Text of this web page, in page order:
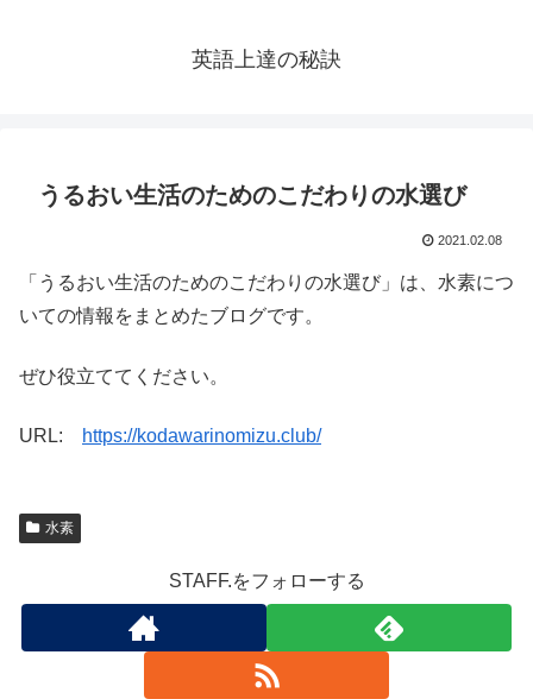
英語上達の秘訣
うるおい生活のためのこだわりの水選び
2021.02.08
「うるおい生活のためのこだわりの水選び」は、水素につ
いての情報をまとめたブログです。
ぜひ役立ててください。
URL: https://kodawarinomizu.club/
水素
STAFF.をフォローする